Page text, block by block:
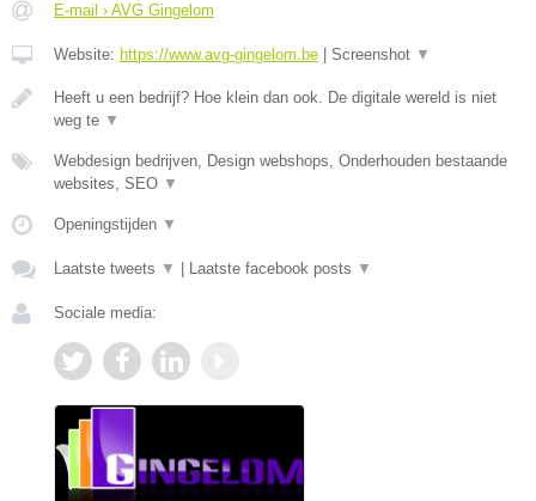
E-mail › AVG Gingelom
Website: https://www.avg-gingelom.be Screenshot ▼
Heeft u een bedrijf? Hoe klein dan ook. De digitale wereld is niet
weg te ▼
Webdesign bedrijven, Design webshops, Onderhouden bestaande
websites, SEO ▼
Openingstijden ▼
Laatste tweets ▼ Laatste facebook posts ▼
Sociale media: